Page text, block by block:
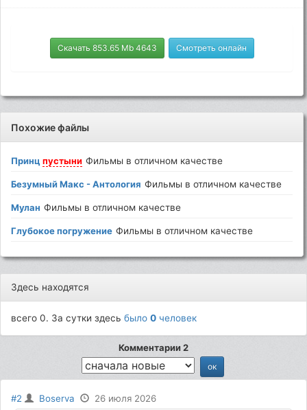
Скачать 853.65 Mb 4643 Смотреть онлайн
Похожие файлы
Принцпустыни Фильмы в отличном качестве
Безумный Макс - Антология Фильмы в отличном качестве
Мулан Фильмы в отличном качестве
Глубокое погружение Фильмы в отличном качестве
Здесь находятся
всего 0. За сутки здесьбыло0 человек
Комментарии 2
#2 Boserva 26 июля 2026